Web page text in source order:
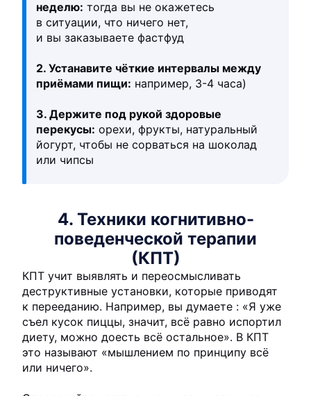
неделю: тогда вы не окажетесь
в ситуации, что ничего нет,
и вы заказываете фастфуд
2. Устанавите чёткие интервалы между
приёмами пищи: например, 3-4 часа)
3. Держите под рукой здоровые
перекусы: орехи, фрукты, натуральный
йогурт, чтобы не сорваться на шоколад
или чипсы
4. Техники когнитивно-
поведенческой терапии
(КПТ)
КПТ учит выявлять и переосмысливать
деструктивные установки, которые приводят
к перееданию. Например, вы думаете : «Я уже
съел кусок пиццы, значит, всё равно испортил
диету, можно доесть всё остальное». В КПТ
это называют «мышлением по принципу всё
или ничего».